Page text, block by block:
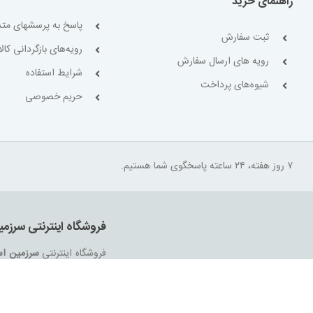
ثبت سفارش
رویه های ارسال سفارش
شیوه‌های پرداخت
پاسخ به پرسشهای
رویه‌های بازگردانی
شرایط استفاده
حریم خصوصی
۷ روز هفته، ۲۴ ساعته پاسخگوی شما هستیم.
فروشگاه اینترنتی
فروشگاه اینترنتیسرزمین